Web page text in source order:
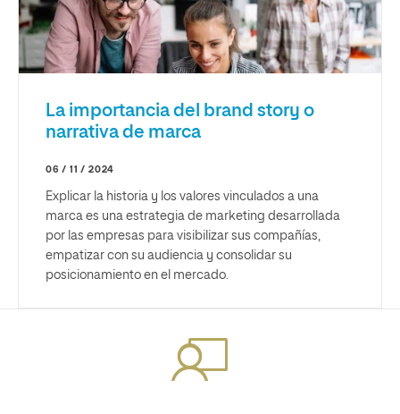
La importancia del brand story o
narrativa de marca
06 / 11 / 2024
Explicar la historia y los valores vinculados a una
marca es una estrategia de marketing desarrollada
por las empresas para visibilizar sus compañías,
empatizar con su audiencia y consolidar su
posicionamiento en el mercado.